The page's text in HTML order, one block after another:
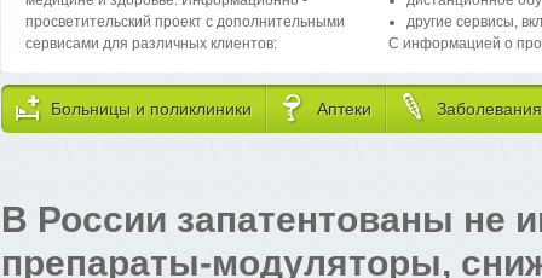
просветительский проект с дополнительными
сервисами для различных клиентов:
другие сервисы,
С информацией о
Больницы и поликлиники Аптеки Заболевания
В России запатентованы не
препараты-модуляторы,